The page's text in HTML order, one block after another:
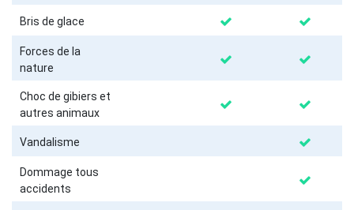
Bris de glace
Forces de la
nature
Choc de gibiers et
autres animaux
Vandalisme
Dommage tous
accidents